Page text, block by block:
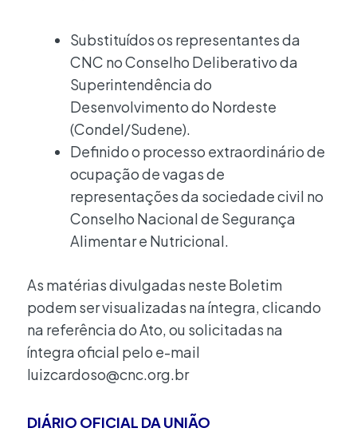
Substituídos os representantes da
CNC no Conselho Deliberativo da
Superintendência do
Desenvolvimento do Nordeste
(Condel/Sudene).
Definido o processo extraordinário de
ocupação de vagas de
representações da sociedade civil no
Conselho Nacional de Segurança
Alimentar e Nutricional.
As matérias divulgadas neste Boletim
podem ser visualizadas na íntegra, clicando
na referência do Ato, ou solicitadas na
íntegra oficial pelo e-mail
luizcardoso@cnc.org.br
DIÁRIO OFICIAL DA UNIÃO